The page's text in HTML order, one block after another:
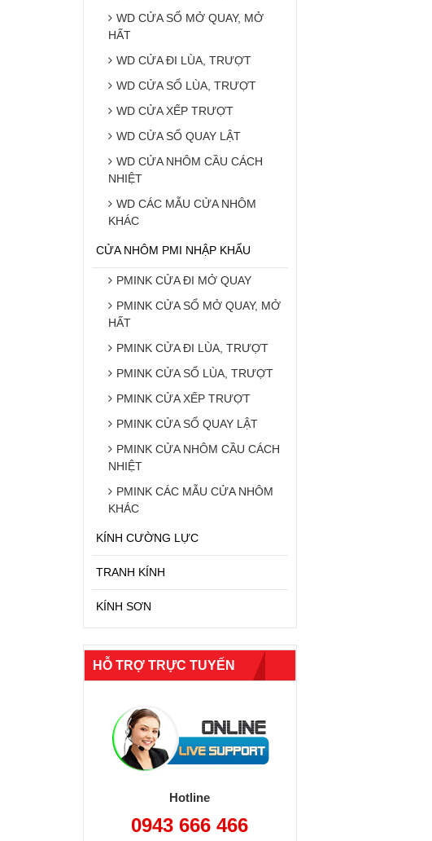
WD CỬA SỔ MỞ QUAY, MỞ
HẤT
WD CỬA ĐI LÙA, TRƯỢT
WD CỬA SỔ LÙA, TRƯỢT
WD CỬA XẾP TRƯỢT
WD CỬA SỔ QUAY LẬT
WD CỬA NHÔM CẦU CÁCH
NHIỆT
WD CÁC MẪU CỬA NHÔM
KHÁC
CỬA NHÔM PMI NHẬP KHẨU
PMINK CỬA ĐI MỞ QUAY
PMINK CỬA SỔ MỞ QUAY, MỞ
HẤT
PMINK CỬA ĐI LÙA, TRƯỢT
PMINK CỬA SỔ LÙA, TRƯỢT
PMINK CỬA XẾP TRƯỢT
PMINK CỬA SỔ QUAY LẬT
PMINK CỬA NHÔM CẦU CÁCH
NHIỆT
PMINK CÁC MẪU CỬA NHÔM
KHÁC
KÍNH CƯỜNG LỰC
TRANH KÍNH
KÍNH SƠN
HỖ TRỢ TRỰC TUYẾN
Hotline
0943 666 466